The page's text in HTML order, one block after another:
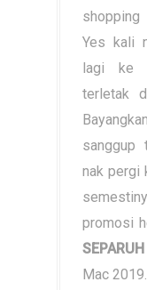
Yes kali
lagi ke
terletak
sanggup
nak pergi
promosi
SEPARUH
Mac 2019.